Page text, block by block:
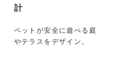
計
ペットが安全に遊べる庭
やテラスをデザイン。